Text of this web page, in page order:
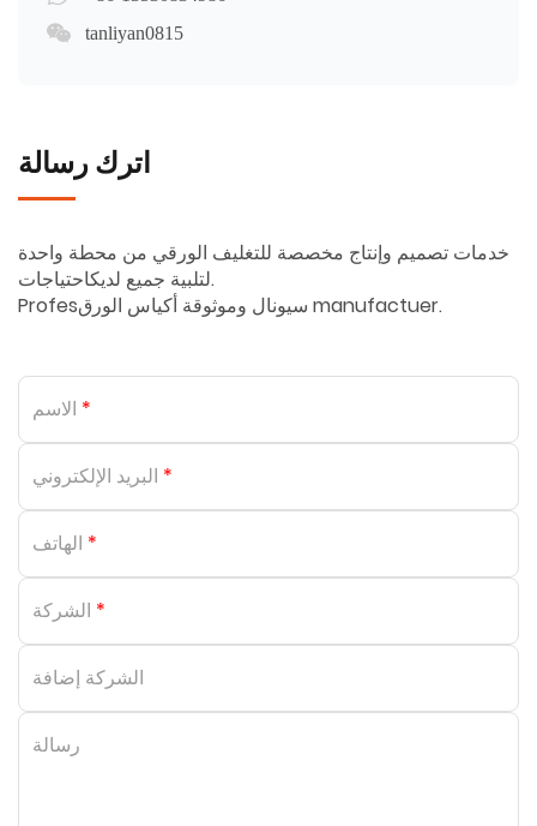
tanliyan0815
اترك رسالة
خدمات تصميم وإنتاج مخصصة للتغليف الورقي من محطة واحدة
لتلبية جميع لديكاحتياجات.
Profesسيونال وموثوقة أكياس الورق manufactuer.
*
*
*
*
الشركة إضافة
رسالة